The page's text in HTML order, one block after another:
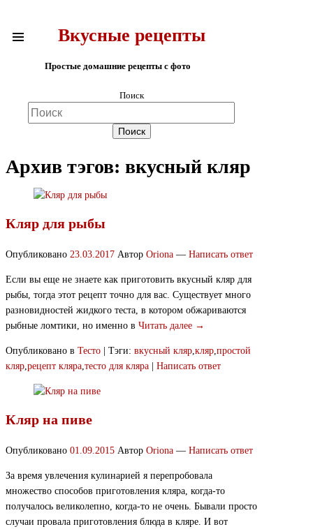
Вкусные рецепты
Простые домашние рецепты с фото
Поиск
Архив тэгов: вкусный кляр
Кляр для рыбы
Опубликовано 23.03.2017 Автор Oriona — Написать ответ
Если вы еще не знаете как приготовить вкусный кляр для
рыбы, тогда этот рецепт точно для вас. Существует много
разновидностей жидкого теста, в котором обжариваются
рыбные ломтики, но именно в Читать далее →
Опубликовано в Тесто Тэги: вкусный кляр,кляр,простой
кляр,рецепт кляра,тесто для кляра Написать ответ
Кляр на пиве
Опубликовано 01.09.2015 Автор Oriona — Написать ответ
За время увлечения кулинарией я перепробовала
множество способов приготовления кляра, когда-то
получалось великолепно, когда-то не очень. Бывали просто
случаи провала приготовления блюда в кляре. И вот